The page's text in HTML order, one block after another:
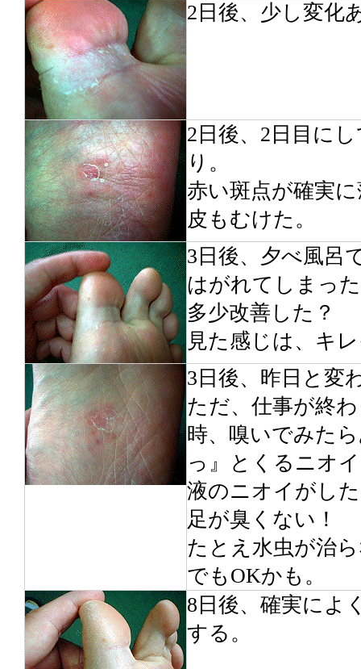
2日後、少し変化
2日後、2日目に
り。
赤い斑点が確実
皮もむけた。
3日後、夕べ風呂
はがれてしまっ
多少改善した？
見た感じは、キ
3日後、昨日と変
ただ、仕事が終
時、嗅いでみた
っ』とくるニオ
液のニオイがし
足が臭くない！
たとえ水虫が治
でもOKかも。
8日後、確実によ
する。